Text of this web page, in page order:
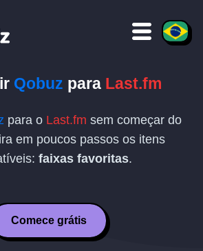
Qobuz para Last.fm
para o Last.fm sem começar do
em poucos passos os itens
faixas favoritas.
Comece grátis